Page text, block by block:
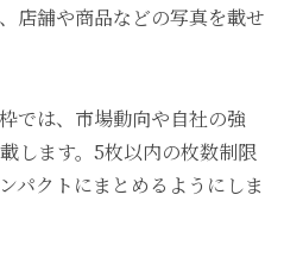
店舗や商品などの写真を載せ
では、市場動向や自社の強
します。5枚以内の枚数制限
パクトにまとめるようにしま